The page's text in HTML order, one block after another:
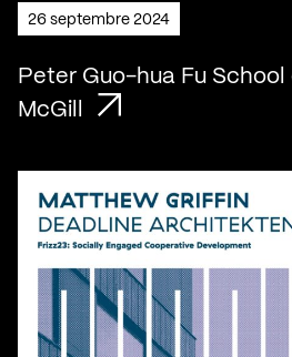
26 septembre 2024
Peter Guo-hua Fu School
McGill